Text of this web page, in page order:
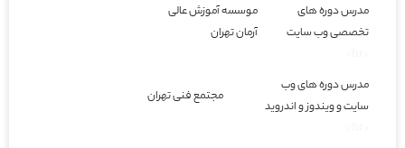
مدرس دوره های
تخصصی وب سایت
موسسه آموزش عالی
آرمان تهران
مدرس دوره های وب
سایت و ویندوز و اندروید
مجتمع فنی تهران